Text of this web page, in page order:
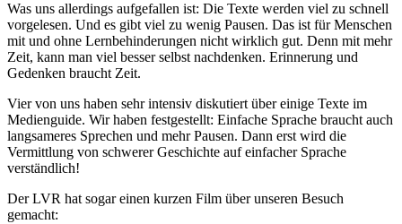
Was uns allerdings aufgefallen ist: Die Texte werden viel zu schnell
vorgelesen. Und es gibt viel zu wenig Pausen. Das ist für Menschen
mit und ohne Lernbehinderungen nicht wirklich gut. Denn mit mehr
Zeit, kann man viel besser selbst nachdenken. Erinnerung und
Gedenken braucht Zeit.
Vier von uns haben sehr intensiv diskutiert über einige Texte im
Medienguide. Wir haben festgestellt: Einfache Sprache braucht auch
langsameres Sprechen und mehr Pausen. Dann erst wird die
Vermittlung von schwerer Geschichte auf einfacher Sprache
verständlich!
Der LVR hat sogar einen kurzen Film über unseren Besuch
gemacht: